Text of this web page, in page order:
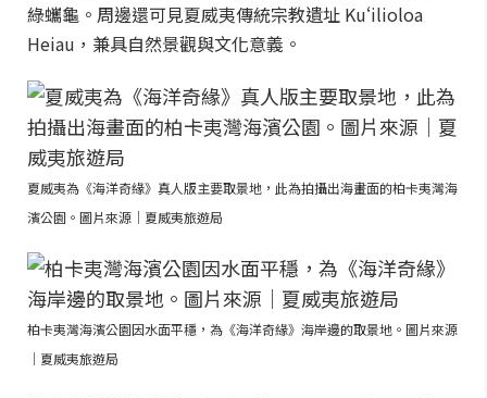
綠蠵龜。周邊還可見夏威夷傳統宗教遺址 Kuʻilioloa
Heiau，兼具自然景觀與文化意義。
夏威夷為《海洋奇緣》真人版主要取景地，此為拍攝出海畫面的柏卡夷灣海
濱公園。圖片來源｜夏威夷旅遊局
柏卡夷灣海濱公園因水面平穩，為《海洋奇緣》海岸邊的取景地。圖片來源
｜夏威夷旅遊局